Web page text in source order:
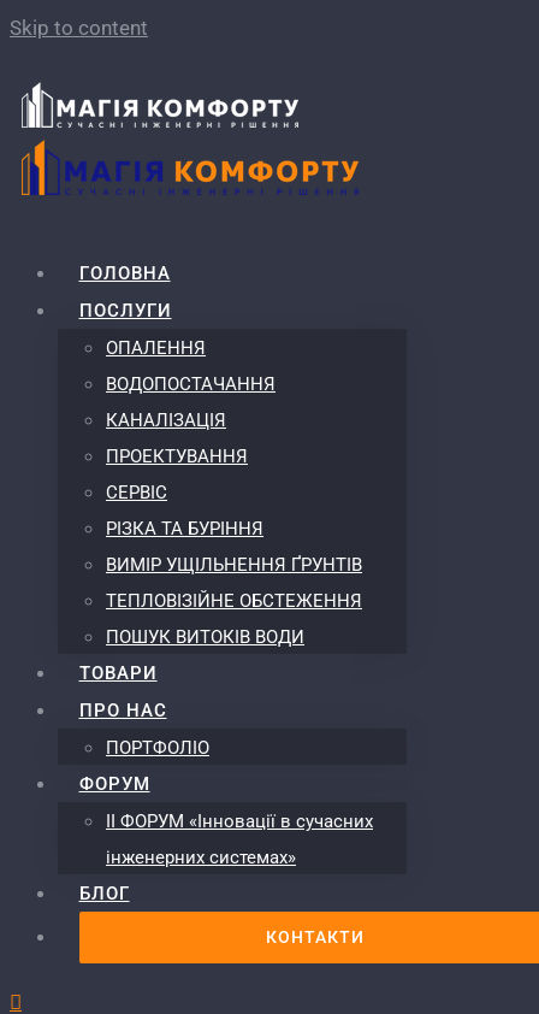
Skip to content
ГОЛОВНА
ПОСЛУГИ
ОПАЛЕННЯ
ВОДОПОСТАЧАННЯ
КАНАЛІЗАЦІЯ
ПРОЕКТУВАННЯ
СЕРВІС
РІЗКА ТА БУРІННЯ
ВИМІР УЩІЛЬНЕННЯ ҐРУНТІВ
ТЕПЛОВІЗІЙНЕ ОБСТЕЖЕННЯ
ПОШУК ВИТОКІВ ВОДИ
ТОВАРИ
ПРО НАС
ПОРТФОЛІО
ФОРУМ
ІІ ФОРУМ «Інновації в сучасних
інженерних системах»
БЛОГ
КОНТАКТИ